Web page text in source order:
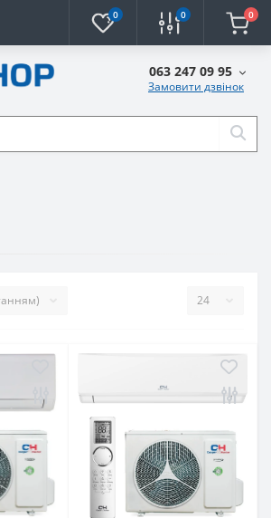
0 0 0
063 247 09 95
Замовити дзвінок